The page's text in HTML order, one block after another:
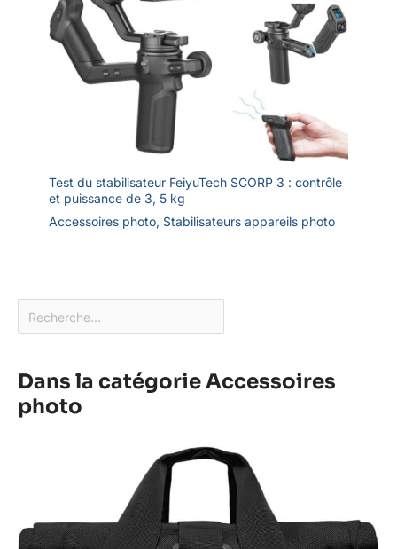
Test du stabilisateur FeiyuTech SCORP 3 : contrôle
et puissance de 3, 5 kg
Accessoires photo, Stabilisateurs appareils photo
Dans la catégorie Accessoires
photo